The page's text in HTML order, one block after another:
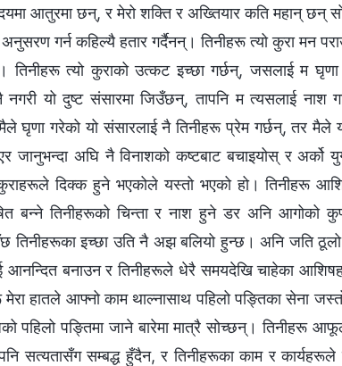
आतुरमा छन्, र मेरो शक्ति र अख्तियार कति महान् छन्
गर्न कहिल्यै हतार गर्दैनन्। तिनीहरू त्यो कुरा मन
तिनीहरू त्यो कुराको उत्कट इच्छा गर्छन्, जसलाई म
यो दुष्ट संसारमा जिउँछन्, तापनि म त्यसलाई नाश
मैले घृणा गरेको यो संसारलाई नै तिनीहरू प्रेम गर्छन्, तर
जानुभन्दा अघि नै विनाशको कष्टबाट बचाइयोस् र
दिक्क हुने भएकोले यस्तो भएको हो। तिनीहरू आशिष्
बन्ने तिनीहरूको चिन्ता र नाश हुने डर अनि आगोको
इच्छा उति नै अझ बलियो हुन्छ। अनि जति ठूलो
बनाउन र तिनीहरूले धेरै समयदेखि चाहेका
हातले आफ्नो काम थाल्‍नासाथ पहिलो पङ्तिका सेना
पहिलो पङ्तिमा जाने बारेमा मात्रै सोच्छन्। तिनीहरू
सत्यतासँग सम्बद्ध हुँदैन, र तिनीहरूका काम र कार्यहरूले